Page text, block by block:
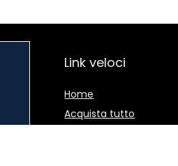
Link veloci
Home
Acquista tutto